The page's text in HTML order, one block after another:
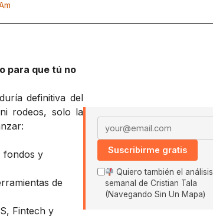
para que tú no
definitiva del
rodeos, solo la
fondos y
de
Fintech y
Email address
Suscribirme gratis
Quiero también el análisis
semanal de Cristian Tala
(Navegando Sin Un Mapa)